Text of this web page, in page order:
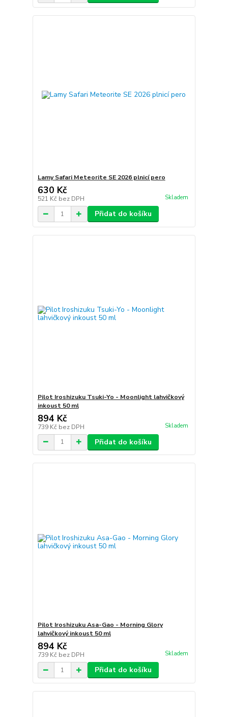
Lamy Safari Meteorite SE 2026 plnicí pero
630 Kč
521 Kč bez DPH Skladem
Přidat do košíku
Pilot Iroshizuku Tsuki-Yo - Moonlight lahvičkový
inkoust 50 ml
894 Kč
739 Kč bez DPH Skladem
Přidat do košíku
Pilot Iroshizuku Asa-Gao - Morning Glory
lahvičkový inkoust 50 ml
894 Kč
739 Kč bez DPH Skladem
Přidat do košíku